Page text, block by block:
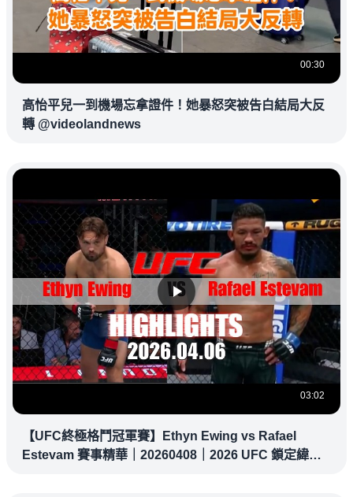
00:30
高怡平兒一到機場忘拿證件！她暴怒突被告白結局大反
轉 @videolandnews
03:02
【UFC終極格鬥冠軍賽】Ethyn Ewing vs Rafael
Estevam 賽事精華｜20260408｜2026 UFC 鎖定緯